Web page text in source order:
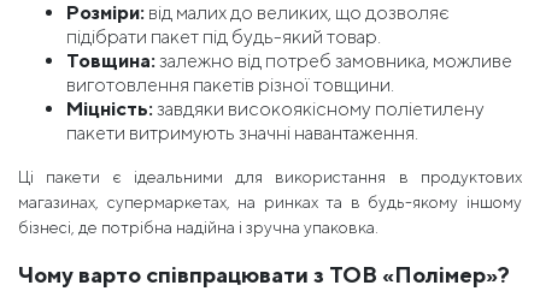
Розміри: від малих до великих, що дозволяє
підібрати пакет під будь-який товар.
Товщина: залежно від потреб замовника, можливе
виготовлення пакетів різної товщини.
Міцність: завдяки високоякісному поліетилену
пакети витримують значні навантаження.
Ці пакети є ідеальними для використання в продуктових
магазинах, супермаркетах, на ринках та в будь-якому іншому
бізнесі, де потрібна надійна і зручна упаковка.
Чому варто співпрацювати з ТОВ «Полімер»?